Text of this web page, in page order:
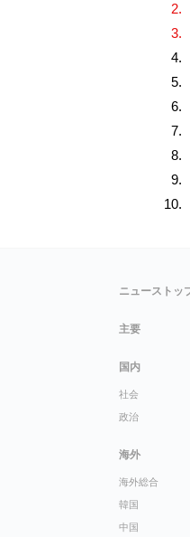
2.
3.
4.
5.
6.
7.
8.
9.
10.
ニューストッ
主要
国内
社会
政治
海外
海外総合
韓国
中国